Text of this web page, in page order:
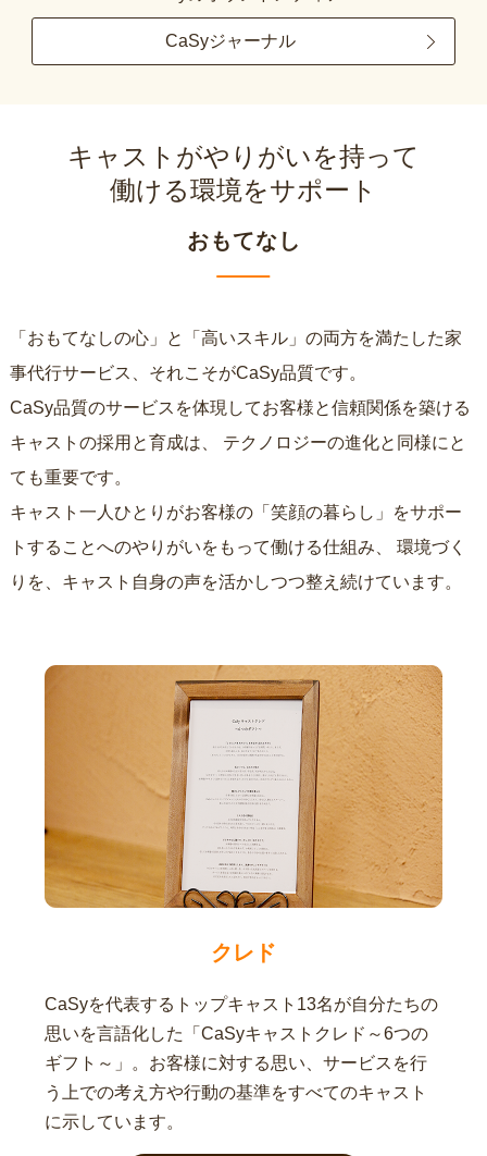
CaSyジャーナル
キャストがやりがいを持って
働ける環境をサポート
おもてなし
「おもてなしの心」と「高いスキル」の両方を満たした家
事代行サービス、それこそがCaSy品質です。
CaSy品質のサービスを体現してお客様と信頼関係を築ける
キャストの採用と育成は、
ても重要です。
キャスト一人ひとりがお客様の「笑顔の暮らし」をサポー
トすることへのやりがいをもって働ける仕組み、
りを、キャスト自身の声を活かしつつ整え続けています。
クレド
CaSyを代表するトップキャスト13名が自分たちの
思いを言語化した「CaSyキャストクレド～6つの
ギフト～」。お客様に対する思い、サービスを行
う上での考え方や行動の基準をすべてのキャスト
に示しています。